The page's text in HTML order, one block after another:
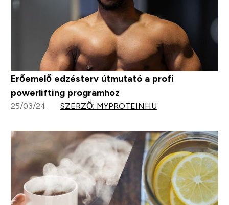
Erőemelő edzésterv útmutató a profi
powerlifting programhoz
25/03/24 SZERZŐ: MYPROTEINHU